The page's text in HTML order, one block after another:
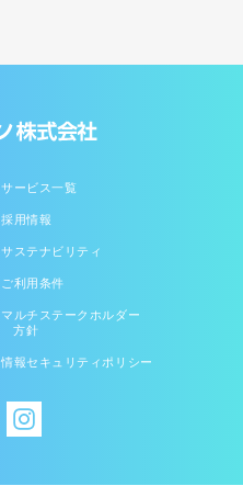
サービス一覧
採用情報
サステナビリティ
ご利用条件
マルチステークホルダー
方針
情報セキュリティポリシー